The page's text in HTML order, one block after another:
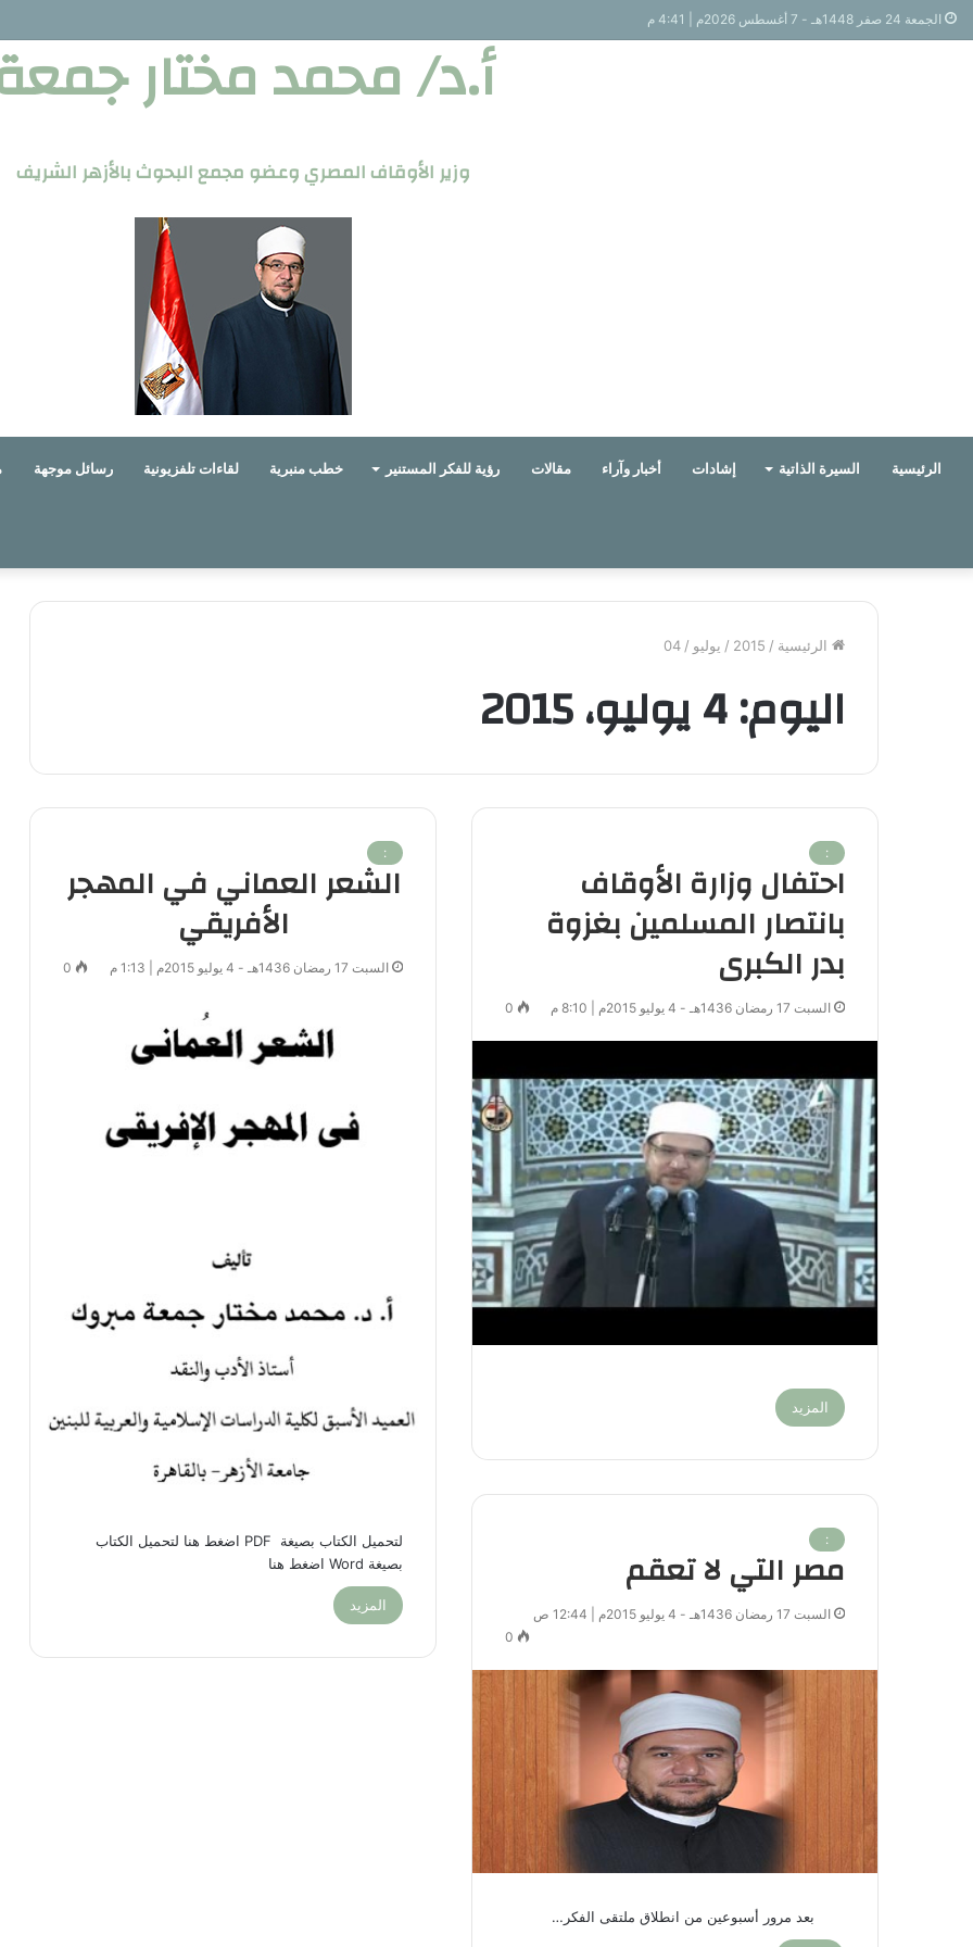
الجمعة 24 صفر 1448هـ - 7 أغسطس 2026م | 4:41 م
أ.د/ محمد مختار
وزير الأوقاف المصري وعضو مجمع البحوث بالأزهر الشريف
الرئيسية السيرة الذاتية إشادات أخبار وآراء مقالات رؤية للفكر المستنير خطب منبرية لقاءات تلفزيونية رسائل موجهة
الرئيسية /
2015
/ يوليو /
04
اليوم:4 يوليو، 2015
:
احتفال وزارة الأوقاف
بانتصار المسلمين بغزوة
بدر الكبرى
السبت 17 رمضان 1436هـ - 4 يوليو 2015م | 8:10 م 0
المزيد
:
الشعر العماني في المهجر
الأفريقي
السبت 17 رمضان 1436هـ - 4 يوليو 2015م | 1:13 م 0
لتحميل الكتاب بصيغة PDF اضغط هنا لتحميل الكتاب
بصيغة Word اضغط هنا
المزيد
:
مصر التي لا تعقم
السبت 17 رمضان 1436هـ - 4 يوليو 2015م | 12:44 ص
0
بعد مرور أسبوعين من انطلاق ملتقى الفكر…